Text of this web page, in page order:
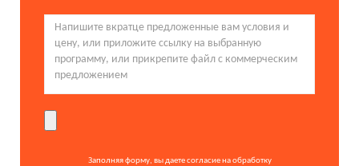
Заполняя форму, вы даете согласие на обработку